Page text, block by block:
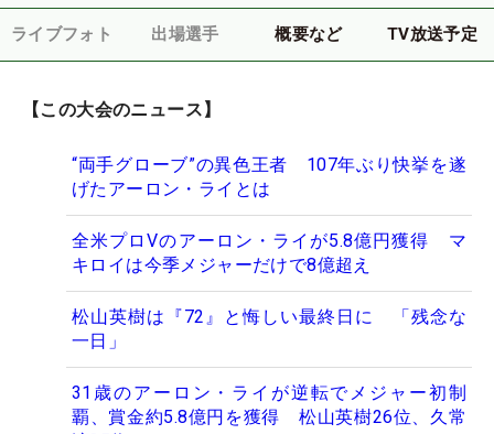
ライブフォト 出場選手 概要など TV放送予定
【この大会のニュース】
“両手グローブ”の異色王者 107年ぶり快挙を遂
げたアーロン・ライとは
全米プロVのアーロン・ライが5.8億円獲得 マ
キロイは今季メジャーだけで8億超え
松山英樹は『72』と悔しい最終日に 「残念な
一日」
31歳のアーロン・ライが逆転でメジャー初制
覇、賞金約5.8億円を獲得 松山英樹26位、久常